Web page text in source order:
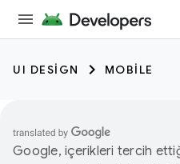
UI DESIGN MOBILE
Google, içerikleri tercih